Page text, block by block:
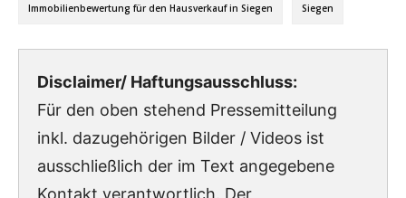
Immobilienbewertung für den Hausverkauf in Siegen Siegen
Disclaimer/ Haftungsausschluss:
Für den oben stehend Pressemitteilung
inkl. dazugehörigen Bilder / Videos ist
ausschließlich der im Text angegebene
Kontakt verantwortlich. Der